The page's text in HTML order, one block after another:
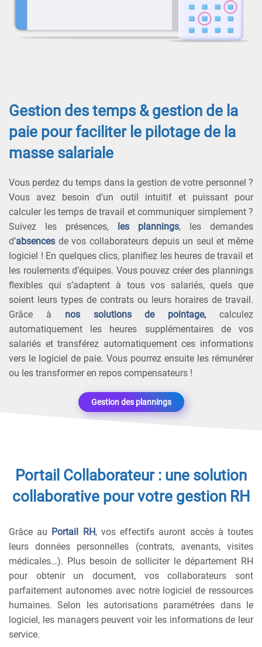
Gestion des temps & gestion de la
paie pour faciliter le pilotage de la
masse salariale
Vous perdez du temps dans la gestion de votre personnel ?
Vous avez besoin d’un outil intuitif et puissant pour
calculer les temps de travail et communiquer simplement ?
Suivez les présences, les plannings, les demandes
d’absences de vos collaborateurs depuis un seul et même
logiciel ! En quelques clics, planifiez les heures de travail et
les roulements d’équipes. Vous pouvez créer des plannings
flexibles qui s’adaptent à tous vos salariés, quels que
soient leurs types de contrats ou leurs horaires de travail.
Grâce à nos solutions de pointage, calculez
automatiquement les heures supplémentaires de vos
salariés ettransférez automatiquement ces informations
vers le logiciel de paie. Vous pourrez ensuite les rémunérer
ou les transformer en repos compensateurs !
Gestion des plannings
Portail Collaborateur : une solution
collaborative pour votre gestion RH
Grâce au Portail RH, vos effectifs auront accès à toutes
leurs données personnelles (contrats, avenants, visites
médicales…). Plus besoin de solliciter le département RH
pour obtenir un document, vos collaborateurs sont
parfaitement autonomes avec notre logiciel de ressources
humaines. Selon les autorisations paramétrées dans le
logiciel, les managers peuvent voir les informations de leur
service.